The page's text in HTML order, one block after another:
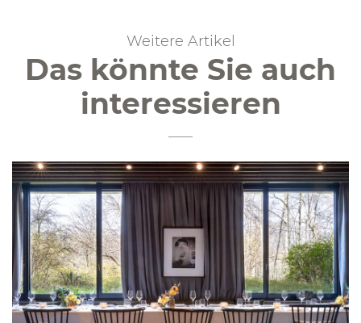
Weitere Artikel
Das könnte Sie auch
interessieren